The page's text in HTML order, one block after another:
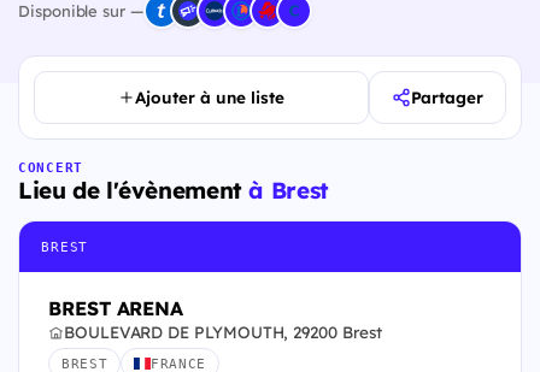
Disponible sur —
Ajouter à une liste Partager
CONCERT
Lieu de l'évènementà Brest
BREST
BREST ARENA
BOULEVARD DE PLYMOUTH, 29200 Brest
BREST FRANCE